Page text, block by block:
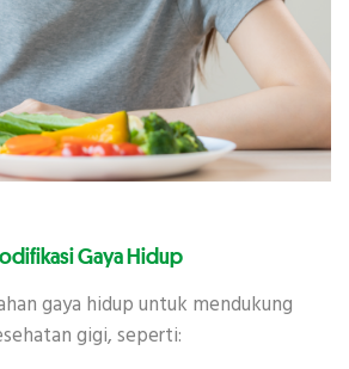
Gaya Hidup
gaya hidup untuk mendukung
gigi, seperti: